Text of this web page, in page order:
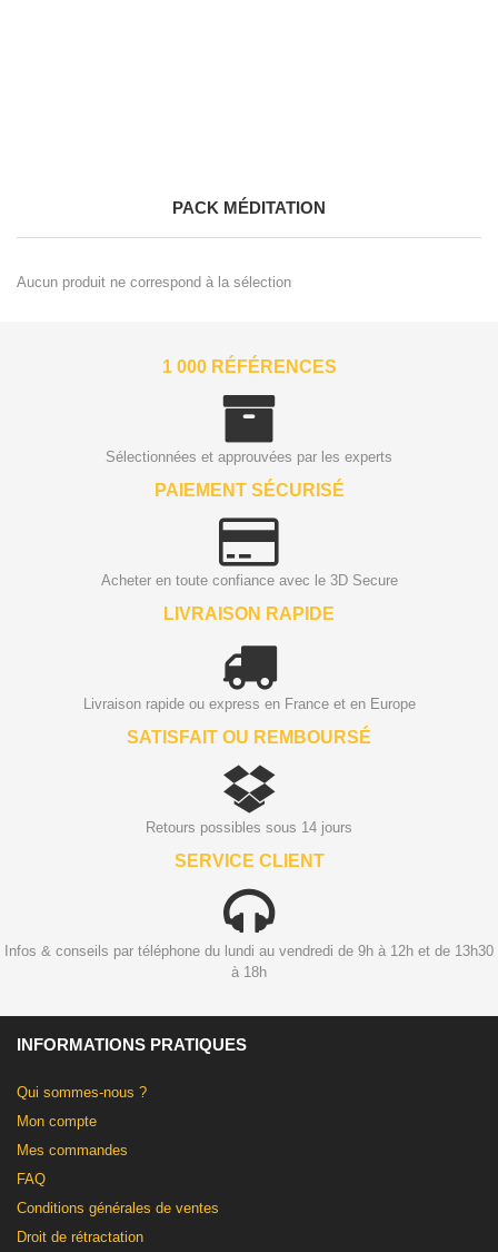
PACK MÉDITATION
Aucun produit ne correspond à la sélection
1 000 RÉFÉRENCES
Sélectionnées et approuvées par les experts
PAIEMENT SÉCURISÉ
Acheter en toute confiance avec le 3D Secure
LIVRAISON RAPIDE
Livraison rapide ou express en France et en Europe
SATISFAIT OU REMBOURSÉ
Retours possibles sous 14 jours
SERVICE CLIENT
Infos & conseils par téléphone du lundi au vendredi de 9h à 12h et de 13h30
à 18h
INFORMATIONS PRATIQUES
Qui sommes-nous ?
Mon compte
Mes commandes
FAQ
Conditions générales de ventes
Droit de rétractation